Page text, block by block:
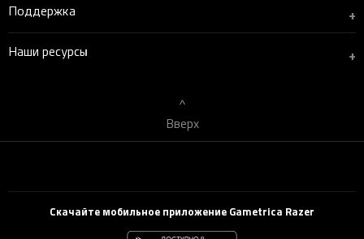
Поддержка +
Наши ресурсы +
Вверх
Скачайте мобильное приложение Gametrica Razer